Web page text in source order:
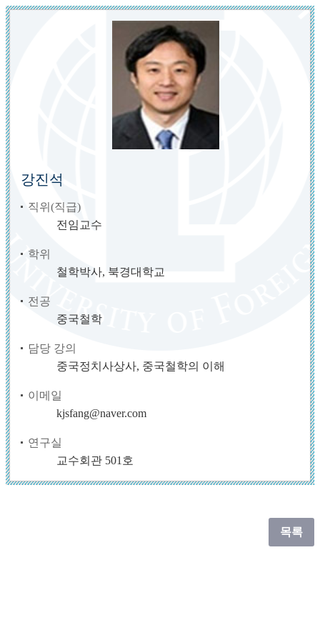
강진석
직위(직급)
전임교수
학위
철학박사, 북경대학교
전공
중국철학
담당 강의
중국정치사상사, 중국철학의 이해
이메일
kjsfang@naver.com
연구실
교수회관 501호